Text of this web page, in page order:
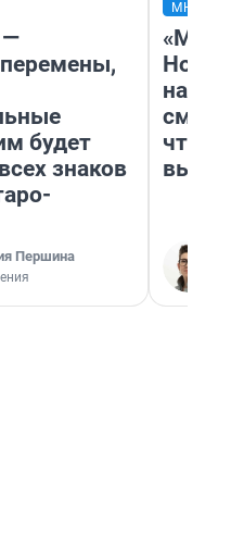
—
будет
знаков
Першина
«Мы